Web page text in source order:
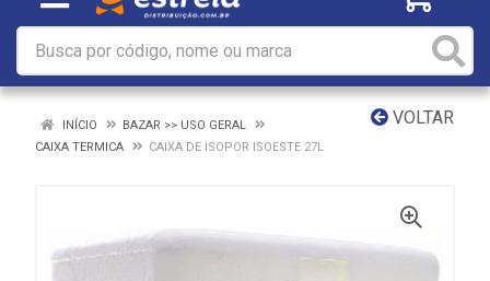
VOLTAR
INÍCIO
BAZAR >> USO GERAL
CAIXA TERMICA
CAIXA DE ISOPOR ISOESTE 27L